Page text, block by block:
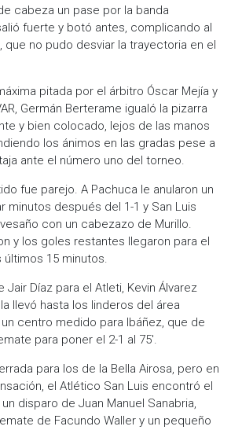
cabeza un pase por la banda
fuerte y botó antes, complicando al
que no pudo desviar la trayectoria en el
pitada por el árbitro Óscar Mejía y
Germán Berterame igualó la pizarra
y bien colocado, lejos de las manos
los ánimos en las gradas pese a
ante el número uno del torneo.
fue parejo. A Pachuca le anularon un
minutos después del 1-1 y San Luis
con un cabezazo de Murillo.
y los goles restantes llegaron para el
15 minutos.
Jair Díaz para el Atleti, Kevin Álvarez
llevó hasta los linderos del área
centro medido para Ibáñez, que de
para poner el 2-1 al 75'.
para los de la Bella Airosa, pero en
el Atlético San Luis encontró el
disparo de Juan Manuel Sanabria,
de Facundo Waller y un pequeño